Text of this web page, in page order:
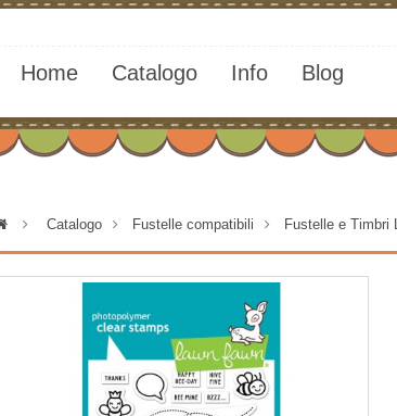
Home Catalogo Info Blog
> Catalogo > Fustelle compatibili > Fustelle e Timbri